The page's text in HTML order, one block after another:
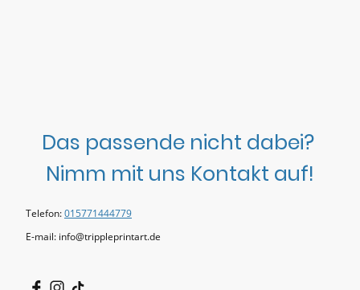
Das passende nicht dabei?
Nimm mit uns Kontakt auf!
Telefon:015771444779
E-mail: info@trippleprintart.de